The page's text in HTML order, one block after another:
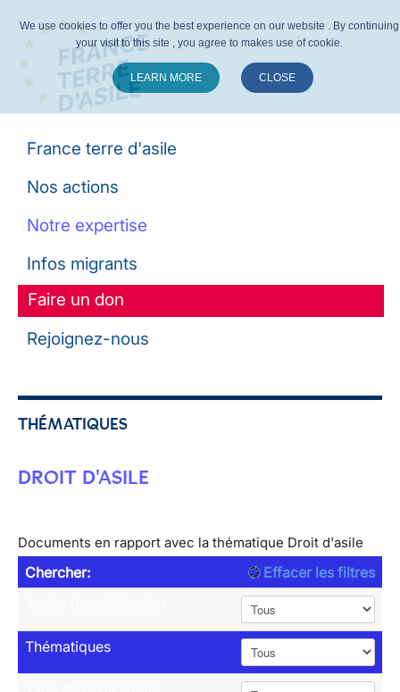
France terre d'asile
Nos actions
Notre expertise
Infos migrants
Faire un don
Rejoignez-nous
THÉMATIQUES
DROIT D'ASILE
Documents en rapport avec la thématique Droit d'asile
Chercher:
Effacer les filtres
Thématiques
We use cookies to offer you the best experience on our website . By continuing
your visit to this site , you agree to makes use of cookie.
LEARN MORE CLOSE